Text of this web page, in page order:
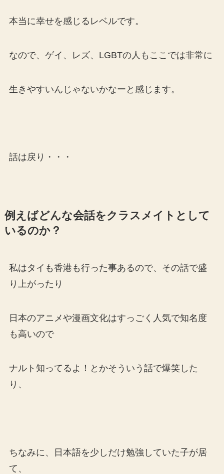
本当に幸せを感じるレベルです。
なので、ゲイ、レズ、LGBTの人もここでは非常に
生きやすいんじゃないかなーと感じます。
話は戻り・・・
例えばどんな会話をクラスメイトとして
いるのか？
私はタイも香港も行った事あるので、その話で盛
り上がったり
日本のアニメや漫画文化はすっごく人気で知名度
も高いので
ナルト知ってるよ！とかそういう話で爆笑した
り、
ちなみに、日本語を少しだけ勉強していた子が居
て、